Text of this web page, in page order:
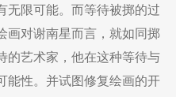
无限可能。而等待被掷的过
画对谢南星而言，就如同掷
的艺术家，他在这种等待与
能性。并试图修复绘画的开